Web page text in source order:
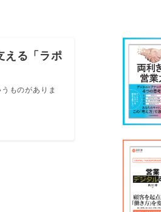
える「ラポ
ものがありま